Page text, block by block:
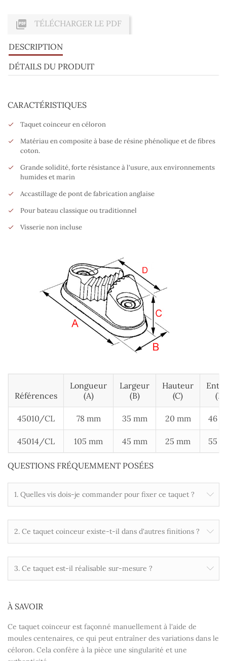
 TÉLÉCHARGER LE PDF
DESCRIPTION
DÉTAILS DU PRODUIT
CARACTÉRISTIQUES
Taquet coinceur en céloron
Matériau en composite à base de résine phénolique et de fibres
coton.
Grande solidité, forte résistance à l'usure, aux environnements
humides et marin
Accastillage de pont de fabrication anglaise
Pour bateau classique ou traditionnel
Visserie non incluse
Références
Longueur
(A)
Largeur
(B)
Hauteur
(c)
(D)
45010/CL 78 mm 35 mm 20 mm 46
45014/CL 105 mm 45 mm 25 mm 55
QUESTIONS FRÉQUEMMENT POSÉES
1. Quelles vis dois-je commander pour fixer ce taquet ?
2. Ce taquet coinceur existe-t-il dans d'autres finitions ?
3. Ce taquet est-il réalisable sur-mesure ?
À SAVOIR
Ce taquet coinceur est façonné manuellement à l'aide de
moules centenaires, ce qui peut entraîner des variations dans le
céloron. Cela confère à la pièce une singularité et une